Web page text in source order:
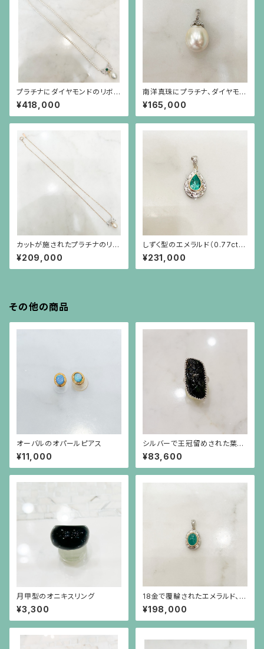
プラチナにダイヤモンドのリボ
ン、カボーションのエメラルドに
南洋真珠が揺れる、小さなパー
ルのネックレス
¥418,000
南洋真珠にプラチナ、ダイヤモン
ド、芥子パールの金具のペンダン
ト
¥165,000
カットが施されたプラチナのリボ
ンにダイヤモンド、18金のチェー
ンに和珠のネックレス
¥209,000
しずく型のエメラルド（0.77ct）、
プラチナ、18金、小さなダイヤモ
ンドのペンダント(チェーン別）
¥231,000
その他の商品
オーバルのオパールピアス
¥11,000
シルバーで王冠留めされた葉模
様の彫りのトルマリン（17.45c
t）のリング
¥83,600
月甲型のオニキスリング
¥3,300
18金で覆輪されたエメラルド、彫
りの施されたプラチナに小さな
ダイヤモンドのペンダント（チェ
ーン別）
¥198,000